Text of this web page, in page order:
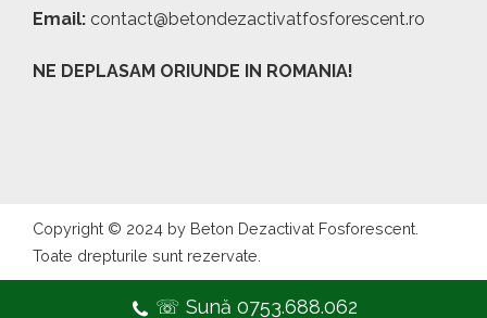
Email: contact@betondezactivatfosforescent.ro
NE DEPLASAM ORIUNDE IN ROMANIA!
Copyright © 2024 by Beton Dezactivat Fosforescent.
Toate drepturile sunt rezervate.
☏ Sună 0753.688.062